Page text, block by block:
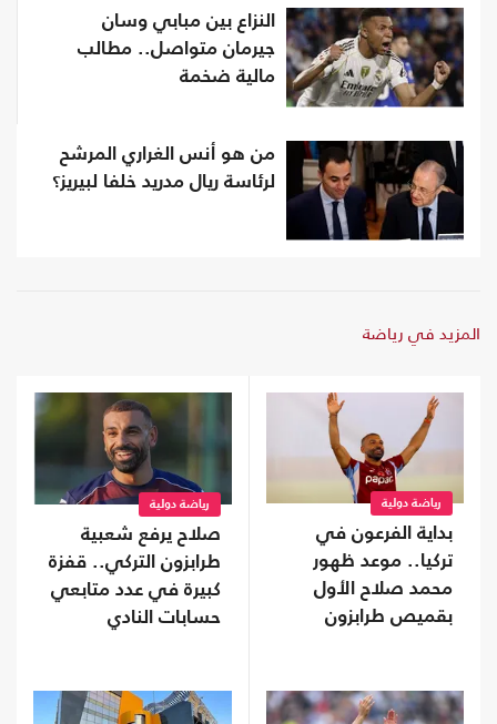
النزاع بين مبابي وسان
جيرمان متواصل.. مطالب
مالية ضخمة
من هو أنس الغراري المرشح
لرئاسة ريال مدريد خلفا لبيريز؟
المزيد في رياضة
رياضة دولية
بداية الفرعون في
تركيا.. موعد ظهور
محمد صلاح الأول
بقميص طرابزون
رياضة دولية
صلاح يرفع شعبية
طرابزون التركي.. قفزة
كبيرة في عدد متابعي
حسابات النادي